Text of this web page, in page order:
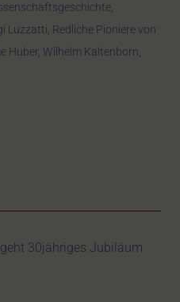
,
Luzzatti, Redliche Pioniere von
Huber, Wilhelm Kaltenborn,
30jähriges Jubiläum